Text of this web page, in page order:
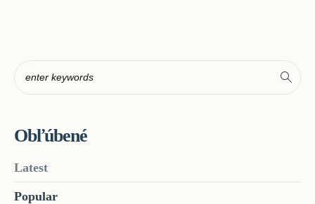
Obľúbené
Latest
Popular